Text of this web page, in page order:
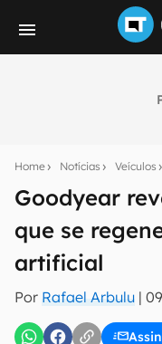
Home Notícias Veículos
Goodyear
que se
artificial
Por Rafael Arbulu |
notícias e reviews
mão.
E-mail